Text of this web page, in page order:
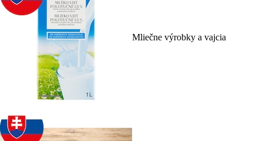
Mliečne výrobky a vajcia